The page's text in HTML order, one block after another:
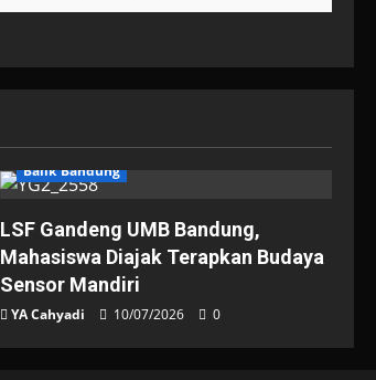
Balik Bandung
LSF Gandeng UMB Bandung,
Mahasiswa Diajak Terapkan Budaya
Sensor Mandiri
YA Cahyadi 10/07/2026 0